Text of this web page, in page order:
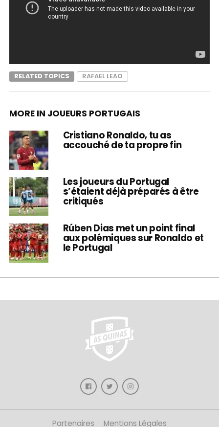
RELATED TOPICS RAFAEL LEAO
MORE IN JOUEURS PORTUGAIS
Cristiano Ronaldo, tu as
accouché de ta propre fin
Les joueurs du Portugal
s’étaient déjà préparés à être
critiqués
Rúben Dias met un point final
aux polémiques sur Ronaldo et
le Portugal
Partenaires Mentions Légales